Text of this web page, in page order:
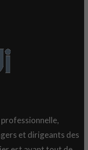
et dirigeants des